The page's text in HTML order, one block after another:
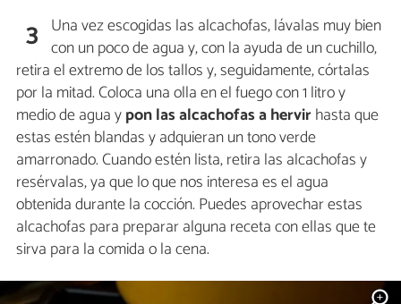
3 Una vez escogidas las alcachofas, lávalas muy bien
con un poco de agua y, con la ayuda de un cuchillo,
retira el extremo de los tallos y, seguidamente, córtalas
por la mitad. Coloca una olla en el fuego con 1 litro y
medio de agua ypon las alcachofas a hervirhasta que
estas estén blandas y adquieran un tono verde
amarronado. Cuando estén lista, retira las alcachofas y
resérvalas, ya que lo que nos interesa es el agua
obtenida durante la cocción. Puedes aprovechar estas
alcachofas para preparar alguna receta con ellas que te
sirva para la comida o la cena.